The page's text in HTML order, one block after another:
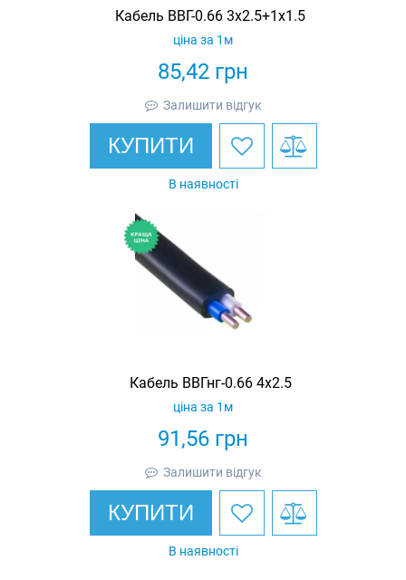
Кабель ВВГ-0.66 3х2.5+1х1.5
85,42 грн
ціна за 1м
Залишити відгук
КУПИТИ
В наявності
Кабель ВВГнг-0.66 4х2.5
91,56 грн
ціна за 1м
Залишити відгук
КУПИТИ
В наявності